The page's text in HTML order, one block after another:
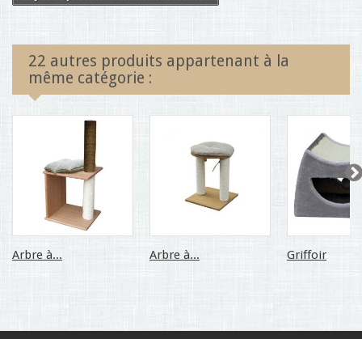
22 autres produits appartenant à la
même catégorie :
Arbre à... Arbre à... Griffoir